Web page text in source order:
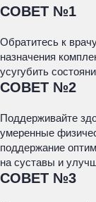
СОВЕТ №1
Обратитесь к
назначения
усугубить
СОВЕТ №2
Поддерживайте
умеренные
поддержание
на суставы и
СОВЕТ №3